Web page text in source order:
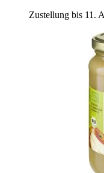
Zustellung bis 11.